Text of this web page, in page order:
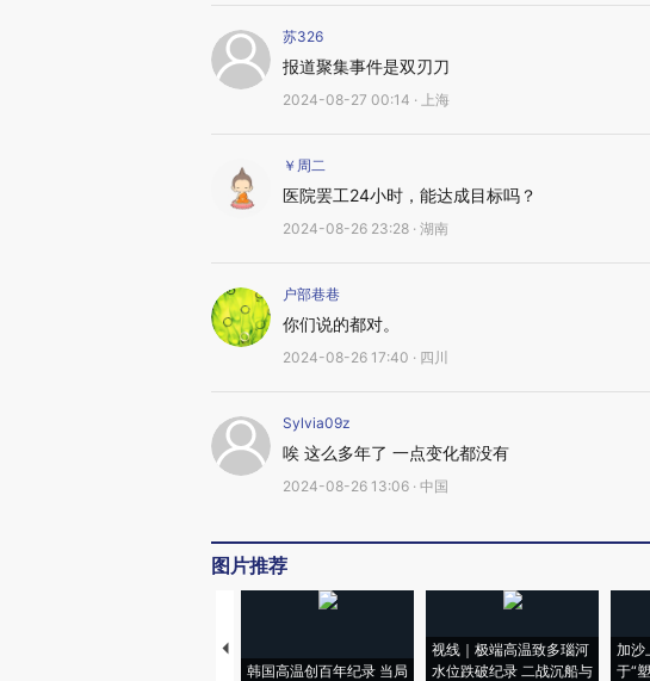
苏326
报道聚集事件是双刃刀
2024-08-27 00:14 · 上海
￥周二
医院罢工24小时，能达成目标吗？
2024-08-26 23:28 · 湖南
户部巷巷
你们说的都对。
2024-08-26 17:40 · 四川
Sylvia09z
唉 这么多年了 一点变化都没有
2024-08-26 13:06 · 中国
图片推荐
韩国高温创百年纪录 当局
视线｜极端高温致多瑙河
水位跌破纪录 二战沉船与
加沙
于“